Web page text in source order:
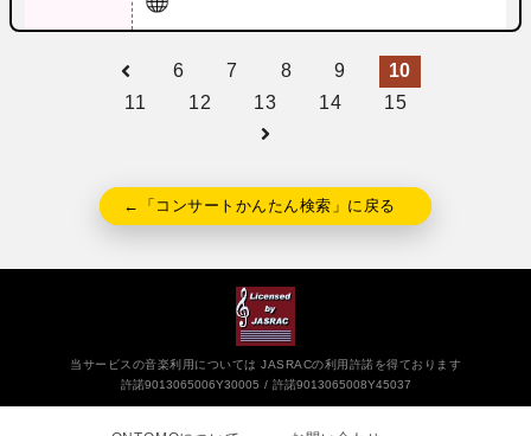
6 7 8 9
10
11
12 13 14 15
←「コンサートかんたん検索」に戻る
当サービスの音楽利用については JASRACの利用許諾を得ております
許諾9013065006Y30005
許諾9013065008Y45037